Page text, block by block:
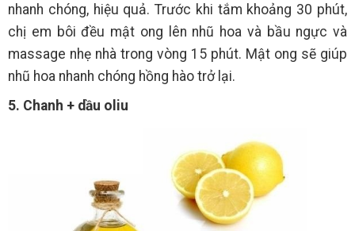
nhanh chóng, hiệu quả. Trước khi tắm khoảng 30 phút,
chị em bôi đều mật ong lên nhũ hoa và bầu ngực và
massage nhẹ nhà trong vòng 15 phút. Mật ong sẽ giúp
nhũ hoa nhanh chóng hồng hào trở lại.
5. Chanh + dầu oliu